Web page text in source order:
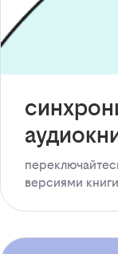
версиями